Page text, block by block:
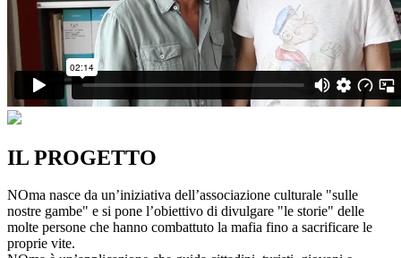
IL PROGETTO
NOma nasce da un’iniziativa dell’associazione culturale "sulle
nostre gambe" e si pone l’obiettivo di divulgare "le storie" delle
molte persone che hanno combattuto la mafia fino a sacrificare le
proprie vite.